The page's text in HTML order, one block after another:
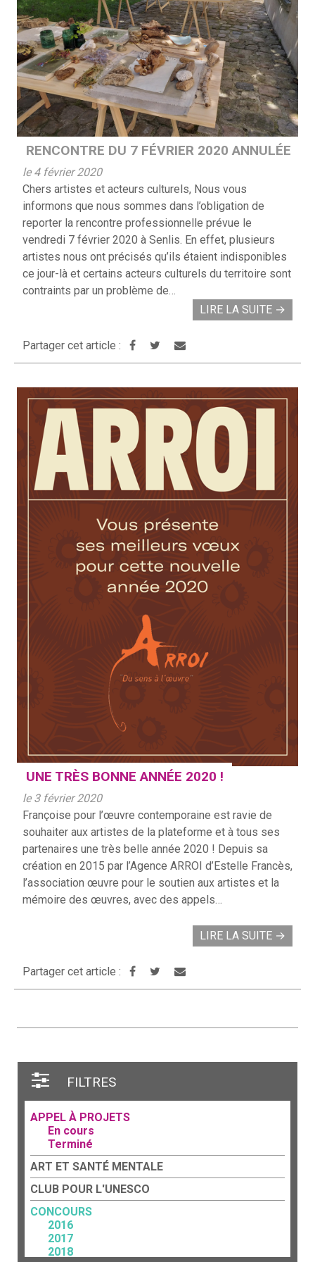
RENCONTRE DU 7 FÉVRIER 2020 ANNULÉE
le 4 février 2020
Chers artistes et acteurs culturels, Nous vous
informons que nous sommes dans l’obligation de
reporter la rencontre professionnelle prévue le
vendredi 7 février 2020 à Senlis. En effet, plusieurs
artistes nous ont précisés qu’ils étaient indisponibles
ce jour-là et certains acteurs culturels du territoire sont
contraints par un problème de…
LIRE LA SUITE →
Partager cet article :
UNE TRÈS BONNE ANNÉE 2020 !
le 3 février 2020
Françoise pour l’œuvre contemporaine est ravie de
souhaiter aux artistes de la plateforme et à tous ses
partenaires une très belle année 2020 ! Depuis sa
création en 2015 par l’Agence ARROI d’Estelle Francès,
l’association œuvre pour le soutien aux artistes et la
mémoire des œuvres, avec des appels…
LIRE LA SUITE →
Partager cet article :
FILTRES
APPEL À PROJETS
En cours
Terminé
ART ET SANTÉ MENTALE
CLUB POUR L'UNESCO
CONCOURS
2016
2017
2018